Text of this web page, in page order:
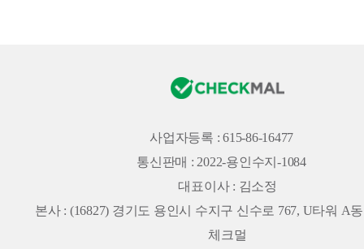
사업자등록 : 615-86-16477
통신판매 : 2022-용인수지-1084
대표이사 : 김소정
본사 : (16827) 경기도 용인시 수지구 신수로 767, U타워 A
체크멀